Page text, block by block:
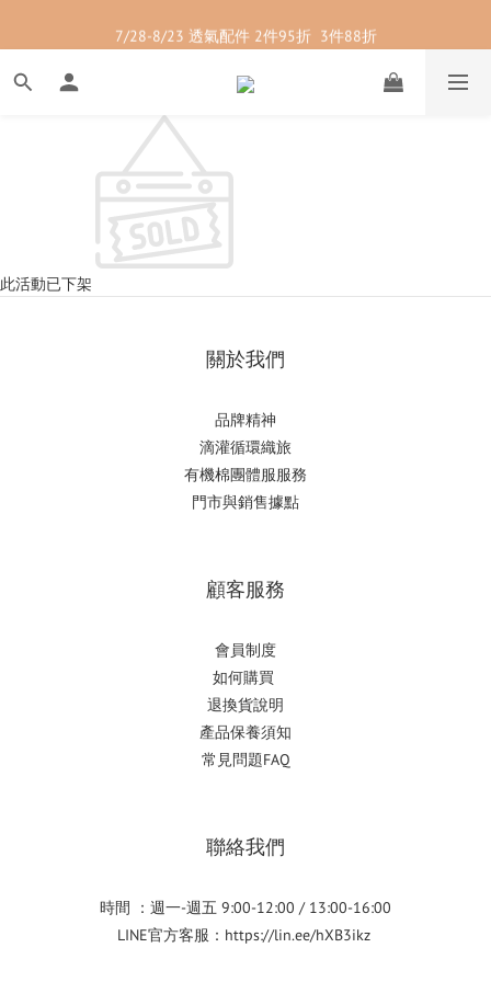
7/28-8/23 紳士內著 2件9折
7/28-8/23 透氣配件 2件95折  3件88折
7/28-8/23 紳士內著 2件9折
此活動已下架
關於我們
品牌精神
滴灌循環織旅
有機棉團體服服務
門市與銷售據點
顧客服務
會員制度
如何購買
退換貨說明
產品保養須知
常見問題FAQ
聯絡我們
時間 ：週一-週五 9:00-12:00 / 13:00-16:00
LINE官方客服： https://lin.ee/hXB3ikz